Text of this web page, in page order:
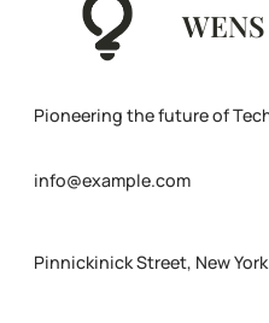
Pioneering the future of
info@example.com
Pinnickinick Street, New York